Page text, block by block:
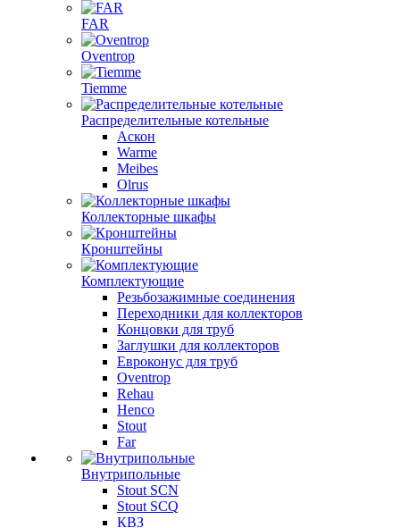
FAR
Oventrop
Tiemme
Распределительные котельные
Аскон
Warme
Meibes
Olrus
Коллекторные шкафы
Кронштейны
Комплектующие
Резьбозажимные соединения
Переходники для коллекторов
Концовки для труб
Заглушки для коллекторов
Евроконус для труб
Oventrop
Rehau
Henco
Stout
Far
Внутрипольные
Stout SCN
Stout SCQ
КВЗ